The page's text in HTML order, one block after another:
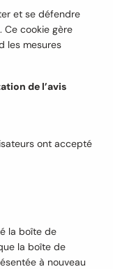
et se défendre
Ce cookie gère
les mesures
de l’avis
ont accepté
la boîte de
la boîte de
à nouveau